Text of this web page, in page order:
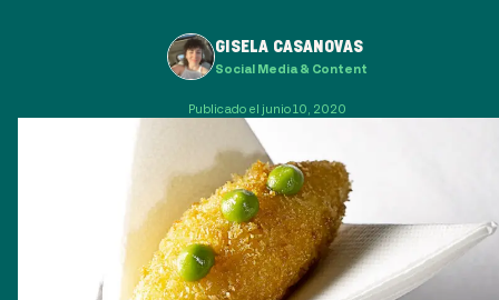
GISELA CASANOVAS
Social Media & Content
Publicado el junio 10, 2020